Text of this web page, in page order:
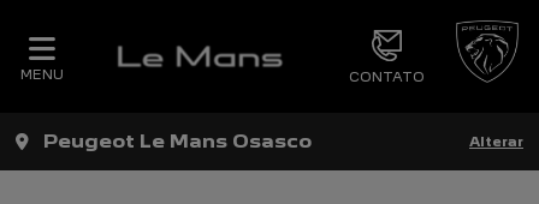
MENU CONTATO
Peugeot Le Mans Osasco Alterar